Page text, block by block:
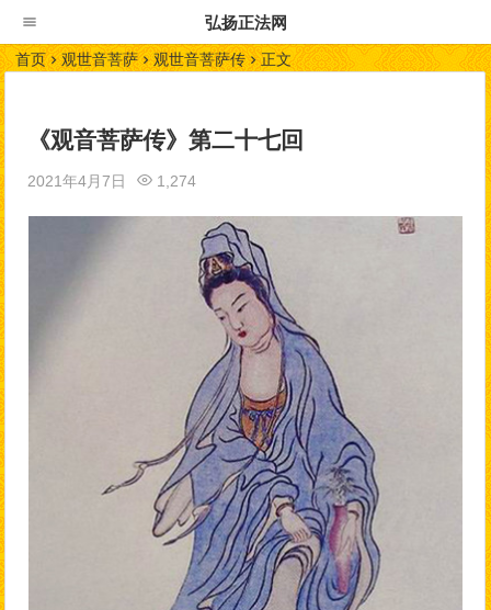
弘扬正法网
首页 观世音菩萨 观世音菩萨传 正文
《观音菩萨传》第二十七回
2021年4月7日 1,274